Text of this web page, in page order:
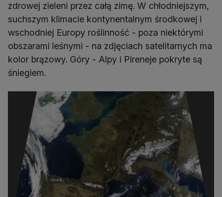
zdrowej zieleni przez całą zimę. W chłodniejszym,
suchszym klimacie kontynentalnym środkowej i
wschodniej Europy roślinność - poza niektórymi
obszarami leśnymi - na zdjęciach satelitarnych ma
kolor brązowy. Góry - Alpy i Pireneje pokryte są
śniegiem.